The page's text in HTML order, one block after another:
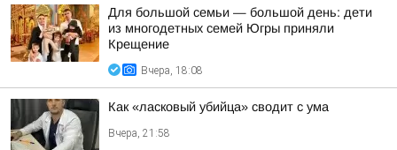
Для большой семьи — большой день: дети
из многодетных семей Югры приняли
Крещение
Вчера, 18:08
Как «ласковый убийца» сводит с ума
Вчера, 21:58